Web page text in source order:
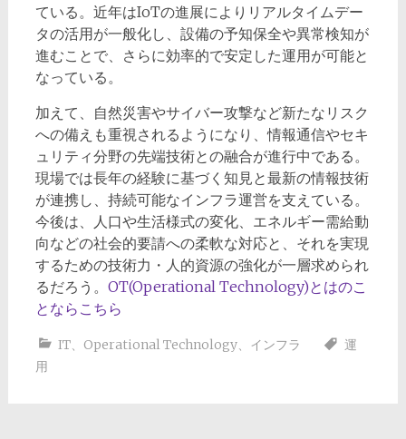
ている。近年はIoTの進展によりリアルタイムデー
タの活用が一般化し、設備の予知保全や異常検知が
進むことで、さらに効率的で安定した運用が可能と
なっている。
加えて、自然災害やサイバー攻撃など新たなリスク
への備えも重視されるようになり、情報通信やセキ
ュリティ分野の先端技術との融合が進行中である。
現場では長年の経験に基づく知見と最新の情報技術
が連携し、持続可能なインフラ運営を支えている。
今後は、人口や生活様式の変化、エネルギー需給動
向などの社会的要請への柔軟な対応と、それを実現
するための技術力・人的資源の強化が一層求められ
るだろう。 OT(Operational Technology)とはのこ
とならこちら
IT、 Operational Technology、 インフラ
運
用